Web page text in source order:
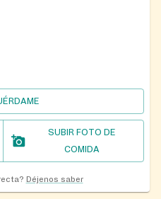
SUBIR FOTO DE
COMIDA
Déjenos saber